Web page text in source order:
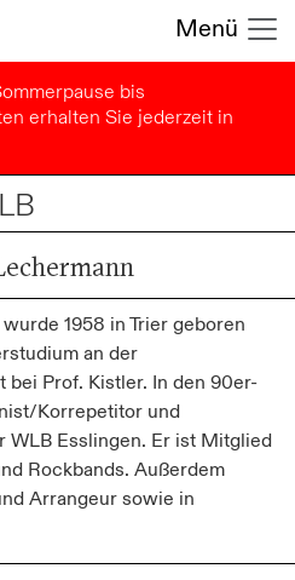
Menü
bis
erhalten Sie jederzeit in
1958 in Trier geboren
an der
Prof. Kistler. In den 90er-
Korrepetitor und
WLB Esslingen. Er ist Mitglied
Rockbands. Außerdem
Arrangeur sowie in